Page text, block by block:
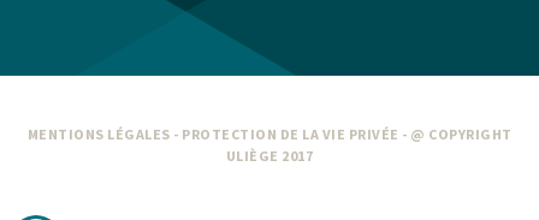
MENTIONS LÉGALES - PROTECTION DE LA VIE PRIVÉE - @ COPYRIGHT
ULIÈGE 2017